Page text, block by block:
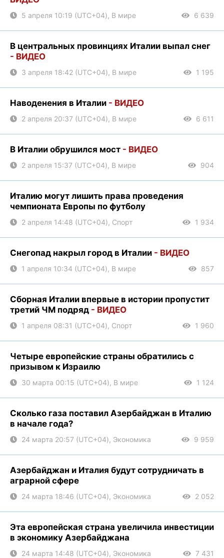
5 апреля 10:19 (UTC+04), В мире 6 639
В центральных провинциях Италии выпал снег
- ВИДЕО
3 апреля 18:42 (UTC+04), В мире 1 195
Наводенения в Италии - ВИДЕО
2 апреля 20:37 (UTC+04), В мире 6 611
В Италии обрушился мост - ВИДЕО
2 апреля 15:37 (UTC+04), В мире 904
Италию могут лишить права проведения
чемпионата Европы по футболу
2 апреля 14:48 (UTC+04), Спорт 1 934
Снегопад накрыл город в Италии - ВИДЕО
1 апреля 10:34 (UTC+04), В мире 857
Сборная Италии впервые в истории пропустит
третий ЧМ подряд - ВИДЕО
1 апреля 08:31 (UTC+04), Спорт 1 960
Четыре европейские страны обратились с
призывом к Израилю
30 марта 00:15 (UTC+04), В мире 1 124
Сколько газа поставил Азербайджан в Италию
в начале года?
24 марта 20:57 (UTC+04), Экономика 9 959
Азербайджан и Италия будут сотрудничать в
аграрной сфере
24 марта 18:46 (UTC+04), Экономика 2 052
Эта европейская страна увеличила инвестиции
в экономику Азербайджана
24 марта 14:48 (UTC+04), Экономика 7 431